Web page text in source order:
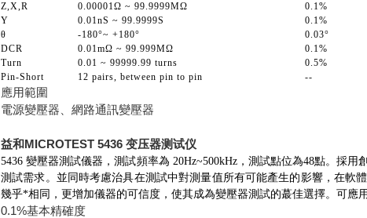
Z,X,R
0.00001Ω ~ 99.9999MΩ 0.1%
Y
0.01nS ~ 99.9999S 0.1%
θ
-180°~ +180° 0.03°
DCR
0.01mΩ ~ 99.999MΩ 0.1%
Turn
0.01 ~ 99999.99 turns 0.5%
Pin-Short
12 pairs, between pin to pin --
應用範圍
電源變壓器、網路通訊變壓器
益和MICROTEST 5436 变压器测试仪
5436 變壓器測試儀器，測試頻率為 20Hz~500kHz，測試點位為48點。採
測試需求。並同時考慮治具在測試中對測量值所有可能產生的影響，在軟
幾乎*相同，更增加儀器的可信度，使其成為變壓器測試的蕞佳選擇。可應
0.1%基本精確度